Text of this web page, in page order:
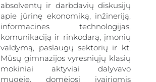
absolventų ir darbdavių diskusijų
apie jūrinę ekonomiką, inžineriją,
informacines technologijas,
komunikaciją ir rinkodarą, įmonių
valdymą, paslaugų sektorių ir kt.
Mūsų gimnazijos vyresniųjų klasių
mokiniai aktyviai dalyvavo
mugėje, domėjosi įvairiomis